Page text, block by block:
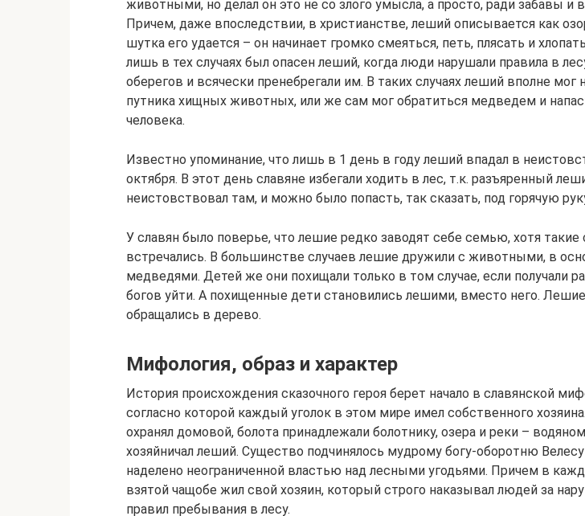
животными, но делал он это не со злого умысла, а просто, ради забавы и
Причем, даже впоследствии, в христианстве, леший описывается как
шутка его удается – он начинает громко смеяться, петь, плясать и
лишь в тех случаях был опасен леший, когда люди нарушали правила в
оберегов и всячески пренебрегали им. В таких случаях леший вполне мог
путника хищных животных, или же сам мог обратиться медведем и
человека.
Известно упоминание, что лишь в 1 день в году леший впадал в
октября. В этот день славяне избегали ходить в лес, т.к. разъяренный
неистовствовал там, и можно было попасть, так сказать, под горячую
У славян было поверье, что лешие редко заводят себе семью, хотя такие
встречались. В большинстве случаев лешие дружили с животными, в
медведями. Детей же они похищали только в том случае, если получали
богов уйти. А похищенные дети становились лешими, вместо него.
обращались в дерево.
Мифология, образ и характер
История происхождения сказочного героя берет начало в славянской
согласно которой каждый уголок в этом мире имел собственного
охранял домовой, болота принадлежали болотнику, озера и реки –
хозяйничал леший. Существо подчинялось мудрому богу-оборотню
наделено неограниченной властью над лесными угодьями. Причем в
взятой чащобе жил свой хозяин, который строго наказывал людей за
правил пребывания в лесу.